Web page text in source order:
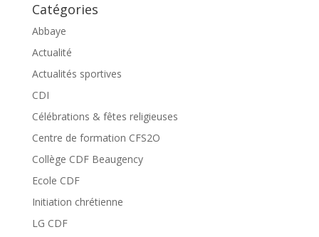
Catégories
Abbaye
Actualité
Actualités sportives
CDI
Célébrations & fêtes religieuses
Centre de formation CFS2O
Collège CDF Beaugency
Ecole CDF
Initiation chrétienne
LG CDF